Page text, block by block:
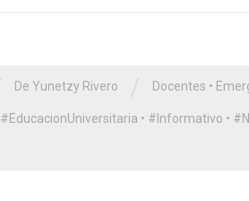
De Yunetzy Rivero Docentes •
#EducacionUniversitaria • #Informativo •